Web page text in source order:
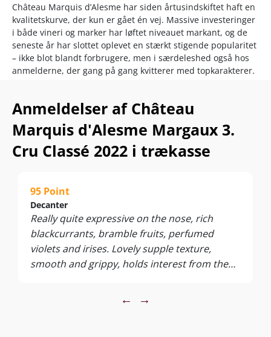
Château Marquis d’Alesme har siden årtusindskiftet haft en
kvalitetskurve, der kun er gået én vej. Massive investeringer
i både vineri og marker har løftet niveauet markant, og de
seneste år har slottet oplevet en stærkt stigende popularitet
– ikke blot blandt forbrugere, men i særdeleshed også hos
anmelderne, der gang på gang kvitterer med topkarakterer.
d’Alesme er direkte nabo til legendariske Château Margaux,
1. Grand Cru Classé. Blot 15 minutters gang mellem de to
ejendomme vidner om Marquis d’Alesmes centrale og
betydningsfulde placering i hjertet af Margaux.
Anmeldelser af Château
Marquis d'Alesme Margaux 3.
Cru Classé 2022 i trækasse
95 Point
Decanter
Really quite expressive on the nose, rich
blackcurrants, bramble fruits, perfumed
violets and irises. Lovely supple texture,
smooth and grippy, holds interest from the
← →